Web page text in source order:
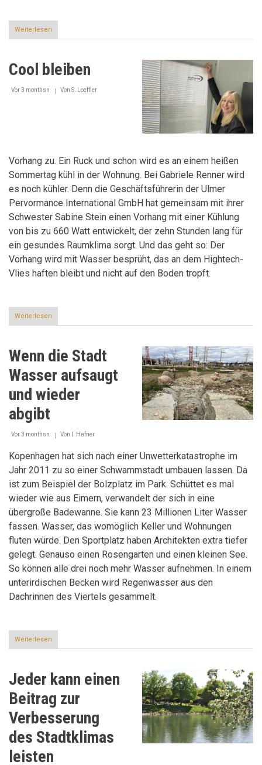
Weiterlesen
50
schnell
Cool bleiben
Vor 3 monthsn Von S. Loeffler
Vorhang zu. Ein Ruck und schon wird es an einem heißen
Sommertag kühl in der Wohnung. Bei Gabriele Renner wird
es noch kühler. Denn die Geschäftsführerin der Ulmer
Pervormance International GmbH hat gemeinsam mit ihrer
Schwester Sabine Stein einen Vorhang mit einer Kühlung
von bis zu 660 Watt entwickelt, der zehn Stunden lang für
ein gesundes Raumklima sorgt. Und das geht so: Der
Vorhang wird mit Wasser besprüht, das an dem Hightech-
Vlies haften bleibt und nicht auf den Boden tropft.
Weiterlesen
Cool
Wenn die Stadt
Wasser aufsaugt
und wieder
abgibt
Vor 3 monthsn Von I. Hafner
Kopenhagen hat sich nach einer Unwetterkatastrophe im
Jahr 2011 zu so einer Schwammstadt umbauen lassen. Da
ist zum Beispiel der Bolzplatz im Park. Schüttet es mal
wieder wie aus Eimern, verwandelt der sich in eine
übergroße Badewanne. Sie kann 23 Millionen Liter Wasser
fassen. Wasser, das womöglich Keller und Wohnungen
fluten würde. Den Sportplatz haben Architekten extra tiefer
gelegt. Genauso einen Rosengarten und einen kleinen See.
So können alle drei noch mehr Wasser aufnehmen. In einem
unterirdischen Becken wird Regenwasser aus den
Dachrinnen des Viertels gesammelt.
Weiterlesen
Wenn
Wasser
und
wieder
abgibt
Jeder kann einen
Beitrag zur
Verbesserung
des Stadtklimas
leisten